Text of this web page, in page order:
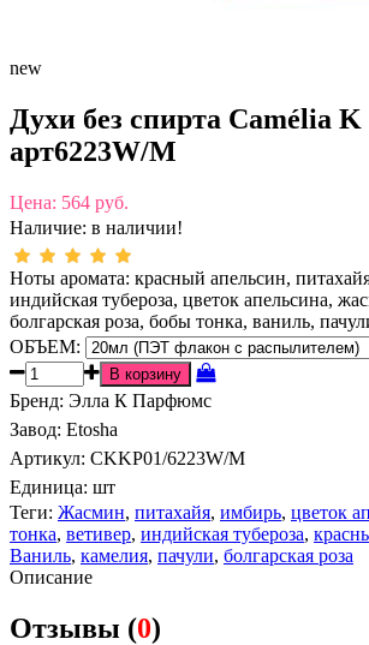
new
Духи без спирта Camélia K
арт6223W/M
Цена: 564 руб.
Наличие: в наличии!
Ноты аромата: красный апельсин,
индийская тубероза, цветок апельсина,
болгарская роза, бобы тонка, ваниль,
ОБЪЕМ:
Бренд: Элла К Парфюмс
Завод: Etosha
Артикул: CKKP01/6223W/M
Единица: шт
Теги: Жасмин, питахайя, имбирь, цветок
тонка, ветивер, индийская тубероза,
Ваниль, камелия, пачули, болгарская роза
Описание
Отзывы (0)